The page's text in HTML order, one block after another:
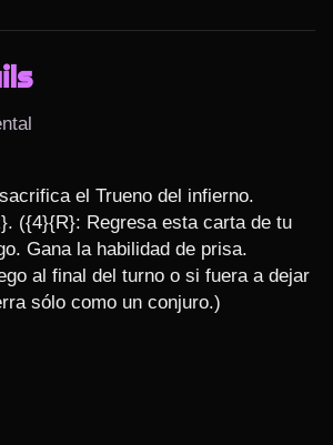
el Trueno del infierno.
({4}{R}: Regresa esta carta de tu
Gana la habilidad de prisa.
al final del turno o si fuera a dejar
sólo como un conjuro.)